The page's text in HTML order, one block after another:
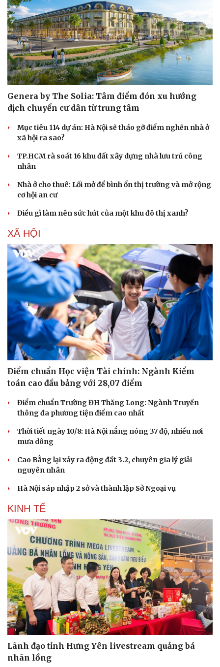
Sức khỏe
Dinh dưỡng - món ngon
Cây thuốc
Sản phụ khoa
Nhi khoa
Làm đẹp - giảm cân
Phòng mạch online
Đời sống
Nhà đẹp
Blog
Tình yêu - Gia đình
Genera by The Solia: Tâm điểm đón xu hướng
dịch chuyển cư dân từ trung tâm
Mục tiêu 114 dự án: Hà Nội sẽ tháo gỡ điểm nghẽn nhà ở
xã hội ra sao?
TP.HCM rà soát 16 khu đất xây dựng nhà lưu trú công
nhân
Nhà ở cho thuê: Lối mở để bình ổn thị trường và mở rộng
cơ hội an cư
Điều gì làm nên sức hút của một khu đô thị xanh?
XÃ HỘI
Điểm chuẩn Học viện Tài chính: Ngành Kiểm
toán cao đầu bảng với 28,07 điểm
Điểm chuẩn Trường ĐH Thăng Long: Ngành Truyền
thông đa phương tiện điểm cao nhất
Thời tiết ngày 10/8: Hà Nội nắng nóng 37 độ, nhiều nơi
mưa dông
Cao Bằng lại xảy ra động đất 3.2, chuyên gia lý giải
nguyên nhân
Hà Nội sáp nhập 2 sở và thành lập Sở Ngoại vụ
KINH TẾ
Lãnh đạo tỉnh Hưng Yên livestream quảng bá
nhãn lồng